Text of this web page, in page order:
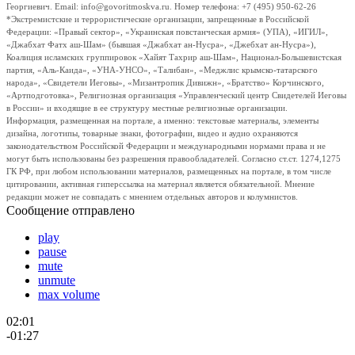
Георгиевич. Email: info@govoritmoskva.ru. Номер телефона: +7 (495) 950-62-26
*Экстремистские и террористические организации, запрещенные в Российской
Федерации: «Правый сектор», «Украинская повстанческая армия» (УПА), «ИГИЛ»,
«Джабхат Фатх аш-Шам» (бывшая «Джабхат ан-Нусра», «Джебхат ан-Нусра»),
Коалиция исламских группировок «Хайят Тахрир аш-Шам», Национал-Большевистская
партия, «Аль-Каида», «УНА-УНСО», «Талибан», «Меджлис крымско-татарского
народа», «Свидетели Иеговы», «Мизантропик Дивижн», «Братство» Корчинского,
«Артподготовка», Религиозная организация «Управленческий центр Свидетелей Иеговы
в России» и входящие в ее структуру местные религиозные организации.
Информация, размещенная на портале, а именно: текстовые материалы, элементы
дизайна, логотипы, товарные знаки, фотографии, видео и аудио охраняются
законодательством Российской Федерации и международными нормами права и не
могут быть использованы без разрешения правообладателей. Согласно ст.ст. 1274,1275
ГК РФ, при любом использовании материалов, размещенных на портале, в том числе
цитировании, активная гиперссылка на материал является обязательной. Мнение
редакции может не совпадать с мнением отдельных авторов и колумнистов.
Сообщение отправлено
play
pause
mute
unmute
max volume
02:01
-01:27